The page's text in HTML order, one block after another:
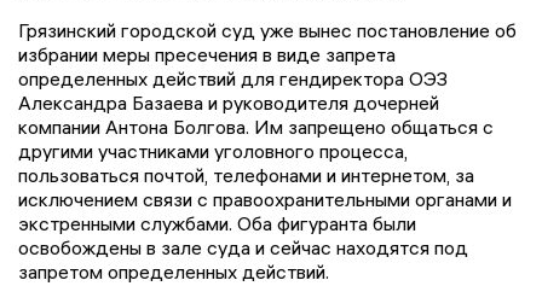
Грязинский городской суд уже вынес постановление об
избрании меры пресечения в виде запрета
определенных действий для гендиректора ОЭЗ
Александра Базаева и руководителя дочерней
компании Антона Болгова. Им запрещено общаться с
другими участниками уголовного процесса,
пользоваться почтой, телефонами и интернетом, за
исключением связи с правоохранительными органами и
экстренными службами. Оба фигуранта были
освобождены в зале суда и сейчас находятся под
запретом определенных действий.